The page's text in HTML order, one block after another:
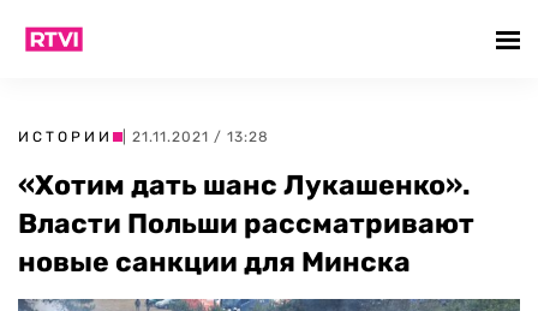
ИСТОРИИ | 21.11.2021 / 13:28
«Хотим дать шанс Лукашенко».
Власти Польши рассматривают
новые санкции для Минска